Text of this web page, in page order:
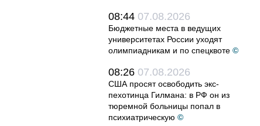
08:44 07.08.2026
Бюджетные места в ведущих
университетах России уходят
олимпиадникам и по спецквоте ©
08:26 07.08.2026
США просят освободить экс-
пехотинца Гилмана: в РФ он из
тюремной больницы попал в
психиатрическую ©